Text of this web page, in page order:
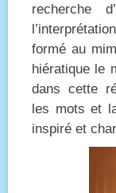
recherche
formé au
hiératique le
dans cette
les mots et
inspiré et